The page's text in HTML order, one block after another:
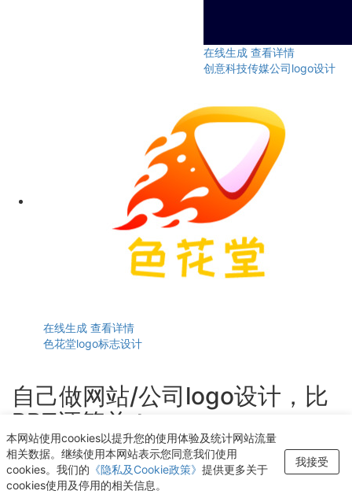
在线生成 查看详情
创意科技传媒公司logo设计
在线生成 查看详情
色花堂logo标志设计
自己做网站/公司logo设计，比
PPT还简单！
轻点几下即可获得个性化logo设计
开始生成LOGO
本网站使用cookies以提升您的使用体验及统计网站流量
相关数据。继续使用本网站表示您同意我们使用
cookies。我们的 《隐私及Cookie政策》 提供更多关于
cookies使用及停用的相关信息。
我接受